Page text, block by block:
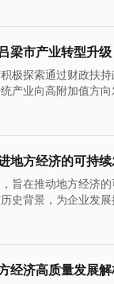
梁市产业转型升级
极探索通过财政扶
产业向高附加值方
地方经济的可持续
旨在推动地方经济
史背景，为企业发
经济高质量发展